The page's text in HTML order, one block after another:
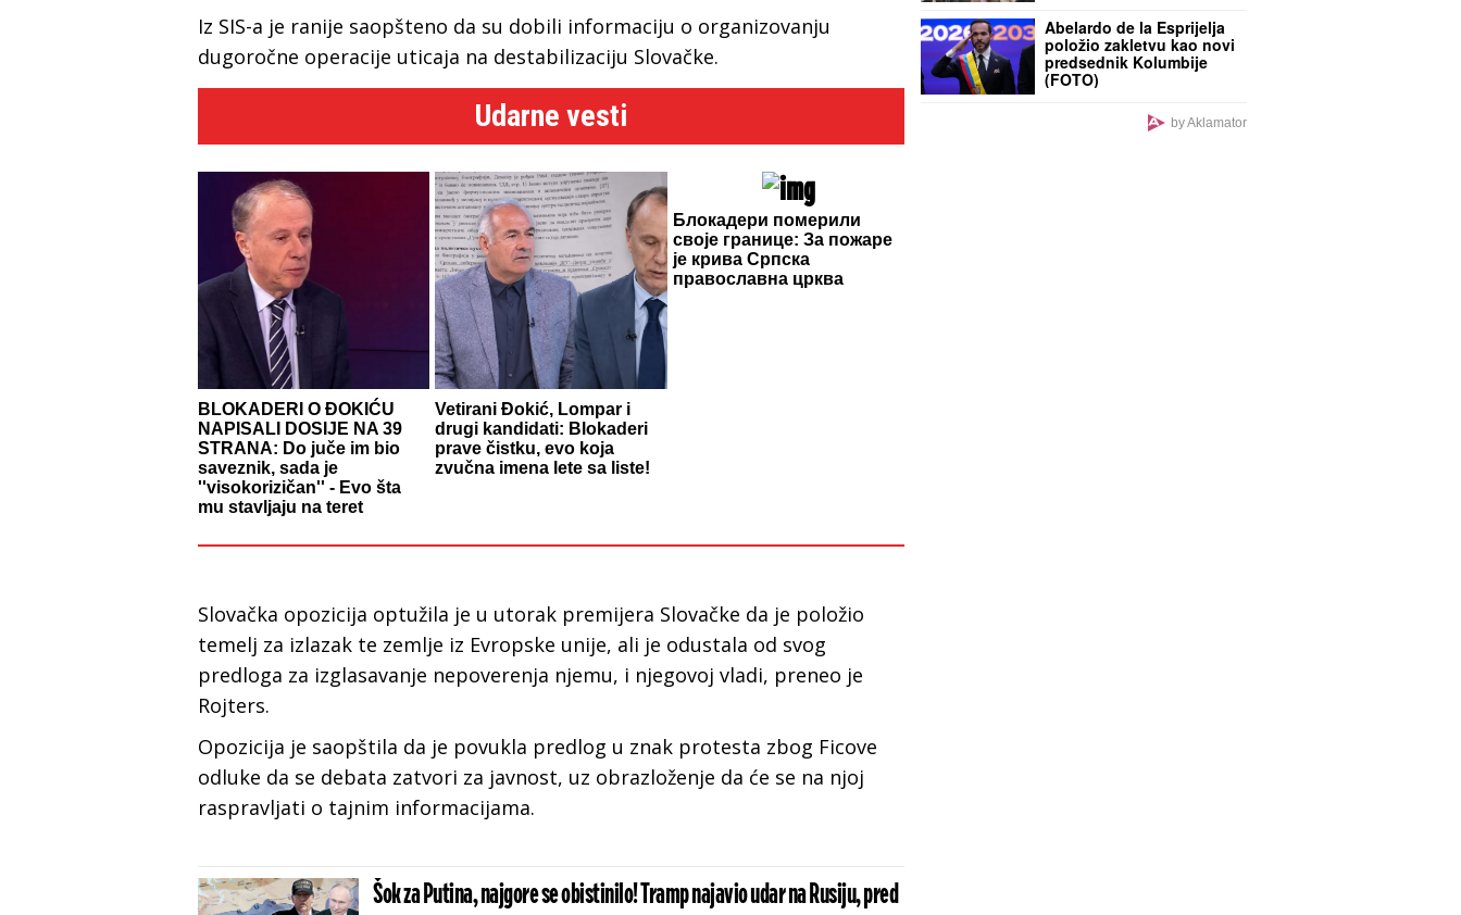
Iz SIS-a je ranije saopšteno da su dobili informaciju o organizovanju
dugoročne operacije uticaja na destabilizaciju Slovačke.
Udarne vesti
BLOKADERI O ĐOKIĆU
NAPISALI DOSIJE NA 39
STRANA: Do juče im bio
saveznik, sada je
''visokorizičan'' - Evo šta
mu stavljaju na teret
Vetirani Đokić, Lompar i
drugi kandidati: Blokaderi
prave čistku, evo koja
zvučna imena lete sa liste!
Блокадери померили
своје границе: За пожаре
је крива Српска
православна црква
Slovačka opozicija optužila je u utorak premijera Slovačke da je položio
temelj za izlazak te zemlje iz Evropske unije, ali je odustala od svog
predloga za izglasavanje nepoverenja njemu, i njegovoj vladi, preneo je
Rojters.
Opozicija je saopštila da je povukla predlog u znak protesta zbog Ficove
odluke da se debata zatvori za javnost, uz obrazloženje da će se na njoj
raspravljati o tajnim informacijama.
Šok za Putina, najgore se obistinilo! Tramp najavio udar na Rusiju, pred
toplotni šok
Abelardo de la Esprijelja
položio zakletvu kao novi
predsednik Kolumbije
(FOTO)
by Aklamator